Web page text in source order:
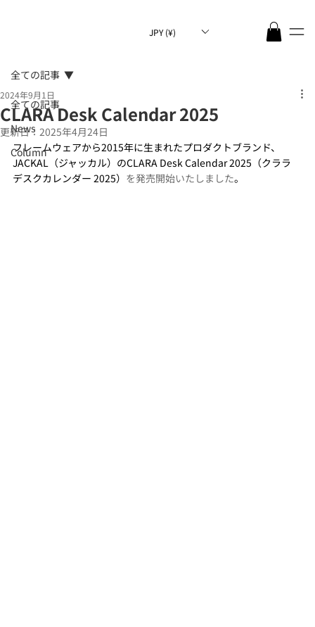
JPY (¥)
全ての記事
News
Column
全ての記事
CLARA Desk Calendar 2025
2024年9月1日
更新日： 2025年4月24日
フレームウェアから2015年に生まれたプロダクトブランド、
JACKAL（ジャッカル）のCLARA Desk Calendar 2025（クララ
デスクカレンダー 2025） を発売開始いたしました。